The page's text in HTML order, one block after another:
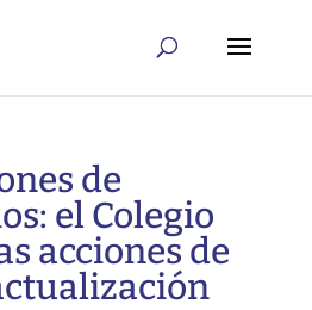
de
el Colegio
acciones de